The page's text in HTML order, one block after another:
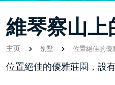
維琴察山
主页 别墅 位置絕佳的
位置絕佳的優雅莊園，設